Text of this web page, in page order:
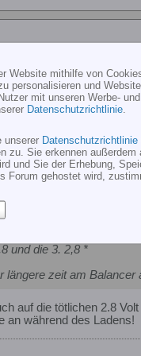
ist normal. Nur
und die 3. 2,8 *
längere zeit am Balancer
auf die tötlichen 2.8
an während des Ladens!
Website mithilfe von
personalisieren und
mit unseren Werbe-
Datenschutzrichtlinie
unserer Datenschutzrichtlinie
zu. Sie erkennen außerdem
und Sie der Erhebung,
Forum gehostet wird,